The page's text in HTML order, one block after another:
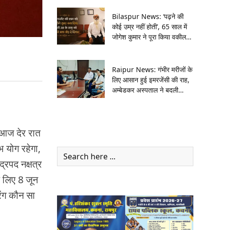
देर रात
रहेगा,
नक्षत्र
8 जून
कौन सा
Bilaspur News: ‘पढ़ने की
कोई उम्र नहीं होती’, 65 साल में
जोगेश कुमार ने पूरा किया वकील
Raipur News: गंभीर मरीजों के
लिए आसान हुई इमरजेंसी की राह,
अम्बेडकर अस्पताल ने बदली